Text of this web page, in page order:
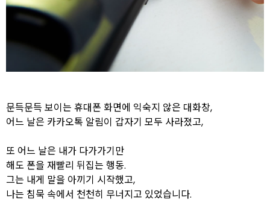
문득문득 보이는 휴대폰 화면에 익숙지 않은 대화창,
어느 날은 카카오톡 알림이 갑자기 모두 사라졌고,
또 어느 날은 내가 다가가기만
해도 폰을 재빨리 뒤집는 행동.
그는 내게 말을 아끼기 시작했고,
나는 침묵 속에서 천천히 무너지고 있었습니다.